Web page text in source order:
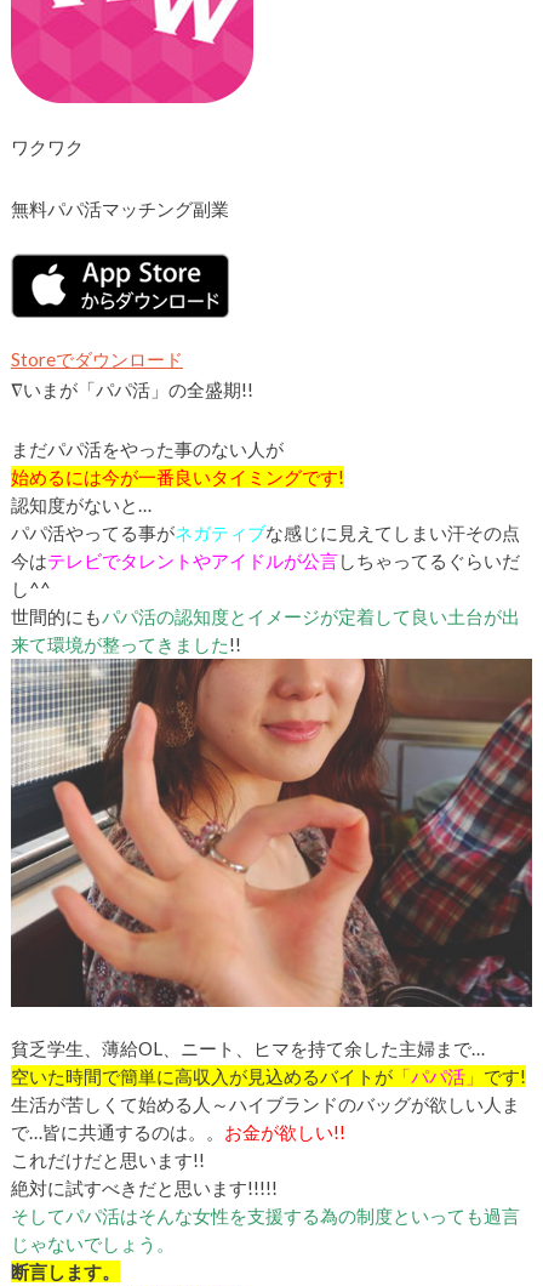
ワクワク
無料パパ活マッチング副業
Storeでダウンロード
∇いまが「パパ活」の全盛期!!
まだパパ活をやった事のない人が
始めるには今が一番良いタイミングです!
認知度がないと…
パパ活やってる事がネガティブな感じに見えてしまい汗その点
今はテレビでタレントやアイドルが公言しちゃってるぐらいだ
し^^
世間的にもパパ活の認知度とイメージが定着して良い土台が出
来て環境が整ってきました!!
貧乏学生、薄給OL、ニート、ヒマを持て余した主婦まで…
空いた時間で簡単に高収入が見込めるバイトが「パパ活」 です!
生活が苦しくて始める人～ハイブランドのバッグが欲しい人ま
で…皆に共通するのは。。 お金が欲しい!!
これだけだと思います!!
絶対に試すべきだと思います!!!!!
そしてパパ活はそんな女性を支援する為の制度といっても過言
じゃないでしょう。
断言します。